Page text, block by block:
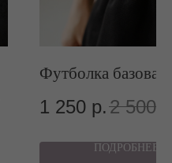
Футболка базовая
1 250 р.2 500
ПОДРОБНЕЕ